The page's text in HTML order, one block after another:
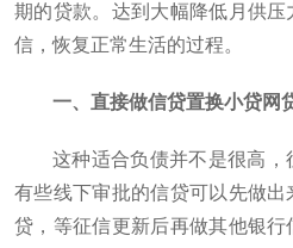
期的贷款。达到大幅降低月供
信，恢复正常生活的过程。
一、直接做信贷置换小贷网
这种适合负债并不是很高，
有些线下审批的信贷可以先做出
贷，等征信更新后再做其他银